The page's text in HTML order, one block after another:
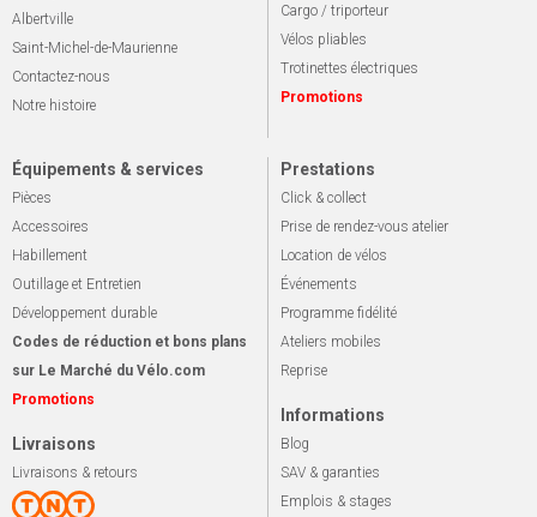
Albertville
Saint-Michel-de-Maurienne
Contactez-nous
Notre histoire
Cargo / triporteur
Vélos pliables
Trotinettes électriques
Promotions
Équipements & services
Pièces
Accessoires
Habillement
Outillage et Entretien
Développement durable
Codes de réduction et bons plans
sur Le Marché du Vélo.com
Promotions
Livraisons
Livraisons & retours
Prestations
Click & collect
Prise de rendez-vous atelier
Location de vélos
Événements
Programme fidélité
Ateliers mobiles
Reprise
Informations
Blog
SAV & garanties
Emplois & stages